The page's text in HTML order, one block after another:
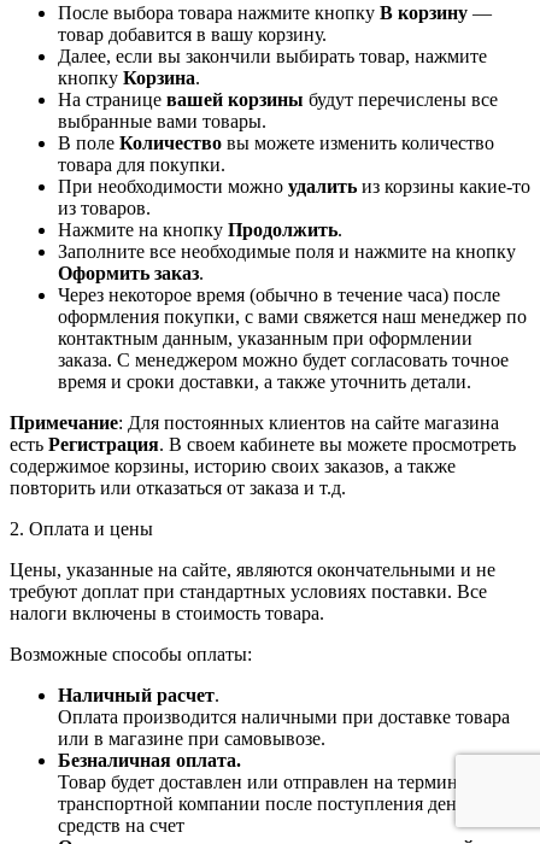
После выбора товара нажмите кнопку В корзину —
товар добавится в вашу корзину.
Далее, если вы закончили выбирать товар, нажмите
кнопку Корзина.
На странице вашей корзины будут перечислены все
выбранные вами товары.
В поле Количество вы можете изменить количество
товара для покупки.
При необходимости можно удалить из корзины какие-то
из товаров.
Нажмите на кнопку Продолжить.
Заполните все необходимые поля и нажмите на кнопку
Оформить заказ.
Через некоторое время (обычно в течение часа) после
оформления покупки, с вами свяжется наш менеджер по
контактным данным, указанным при оформлении
заказа. С менеджером можно будет согласовать точное
время и сроки доставки, а также уточнить детали.
Примечание: Для постоянных клиентов на сайте магазина
есть Регистрация. В своем кабинете вы можете просмотреть
содержимое корзины, историю своих заказов, а также
повторить или отказаться от заказа и т.д.
2. Оплата и цены
Цены, указанные на сайте, являются окончательными и не
требуют доплат при стандартных условиях поставки. Все
налоги включены в стоимость товара.
Возможные способы оплаты:
Наличный расчет.
Оплата производится наличными при доставке товара
или в магазине при самовывозе.
Безналичная оплата.
Товар будет доставлен или отправлен на терминал
транспортной компании после поступления денежных
средств на счет